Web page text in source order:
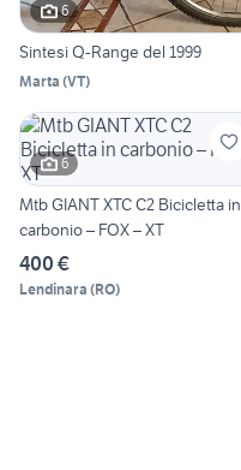
6
Sintesi Q-Range del 1999
Marta (VT)
6
Mtb GIANT XTC C2 Bicicletta in
carbonio – FOX – XT
400 €
Lendinara (RO)